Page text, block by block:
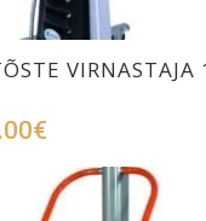
LISA OSTUKORVI
€